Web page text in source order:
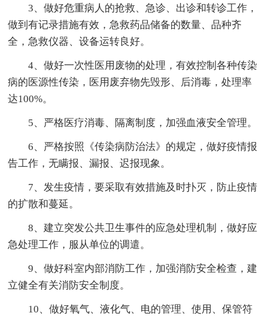
3、做好危重病人的抢救、急诊、出诊和转诊工作，
做到有记录措施有效，急救药品储备的数量、品种齐
全，急救仪器、设备运转良好。
4、做好一次性医用废物的处理，有效控制各种传染
病的医源性传染，医用废弃物先毁形、后消毒，处理率
达100%。
5、严格医疗消毒、隔离制度，加强血液安全管理。
6、严格按照《传染病防治法》的规定，做好疫情报
告工作，无瞒报、漏报、迟报现象。
7、发生疫情，要采取有效措施及时扑灭，防止疫情
的扩散和蔓延。
8、建立突发公共卫生事件的应急处理机制，做好应
急处理工作，服从单位的调遣。
9、做好科室内部消防工作，加强消防安全检查，建
立健全有关消防安全制度。
10、做好氧气、液化气、电的管理、使用、保管符